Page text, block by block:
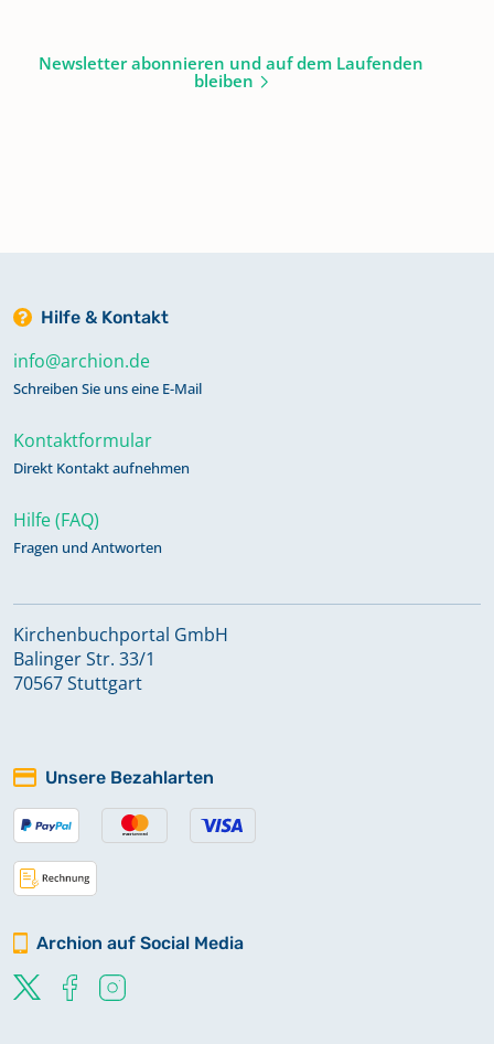
Newsletter abonnieren und auf dem Laufenden
bleiben
Hilfe & Kontakt
info@archion.de
Schreiben Sie uns eine E-Mail
Kontaktformular
Direkt Kontakt aufnehmen
Hilfe (FAQ)
Fragen und Antworten
Kirchenbuchportal GmbH
Balinger Str. 33/1
70567 Stuttgart
Unsere Bezahlarten
Archion auf Social Media